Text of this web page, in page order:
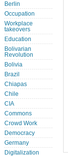
Berlin
Occupation
Workplace
takeovers
Education
Bolivarian
Revolution
Bolivia
Brazil
Chiapas
Chile
CIA
Commons
Crowd Work
Democracy
Germany
Digitalization